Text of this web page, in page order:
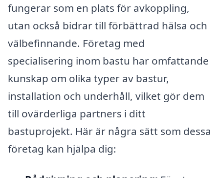
fungerar som en plats för avkoppling,
utan också bidrar till förbättrad hälsa och
välbefinnande. Företag med
specialisering inom bastu har omfattande
kunskap om olika typer av bastur,
installation och underhåll, vilket gör dem
till ovärderliga partners i ditt
bastuprojekt. Här är några sätt som dessa
företag kan hjälpa dig: